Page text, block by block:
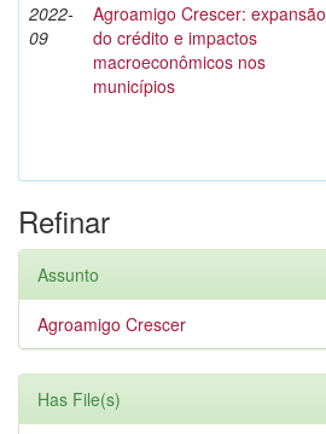
2022-
09
Agroamigo Crescer: expansão
do crédito e impactos
macroeconômicos nos
municípios
Refinar
Assunto
Agroamigo Crescer
Has File(s)